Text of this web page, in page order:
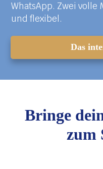
WhatsApp. Zwei volle
und flexibel.
Das
Bringe
zum